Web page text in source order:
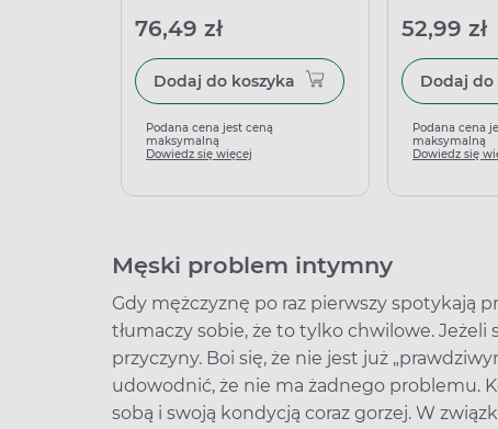
76,49 zł
Dodaj do koszyka
Podana cena jest ceną
maksymalną
Dowiedz się więcej
52,99 zł
Podana cena
maksymalną
Dowiedz się
Męski problem intymny
Gdy mężczyznę po raz pierwszy spotykają
tłumaczy sobie, że to tylko chwilowe. Jeżeli
przyczyny. Boi się, że nie jest już
udowodnić, że nie ma żadnego problemu.
sobą i swoją kondycją coraz gorzej. W